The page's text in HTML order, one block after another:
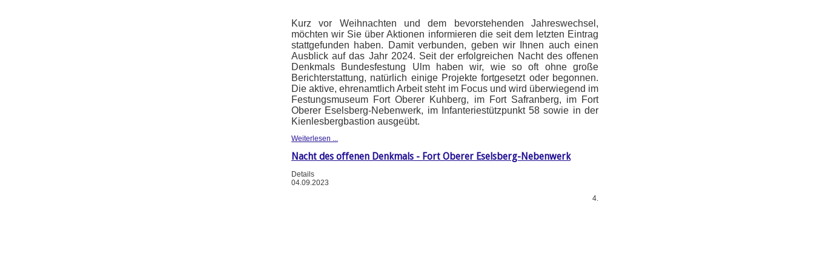
Kurz vor Weihnachten und dem bevorstehenden Jahreswechsel,
möchten wir Sie über Aktionen informieren die seit dem letzten Eintrag
stattgefunden haben. Damit verbunden, geben wir Ihnen auch einen
Ausblick auf das Jahr 2024. Seit der erfolgreichen Nacht des offenen
Denkmals Bundesfestung Ulm haben wir, wie so oft ohne große
Berichterstattung, natürlich einige Projekte fortgesetzt oder begonnen.
Die aktive, ehrenamtlich Arbeit steht im Focus und wird überwiegend im
Festungsmuseum Fort Oberer Kuhberg, im Fort Safranberg, im Fort
Oberer Eselsberg-Nebenwerk, im Infanteriestützpunkt 58 sowie in der
Kienlesbergbastion ausgeübt.
Weiterlesen ...
Nacht des offenen Denkmals - Fort Oberer Eselsberg-Nebenwerk
Details
04.09.2023
4.